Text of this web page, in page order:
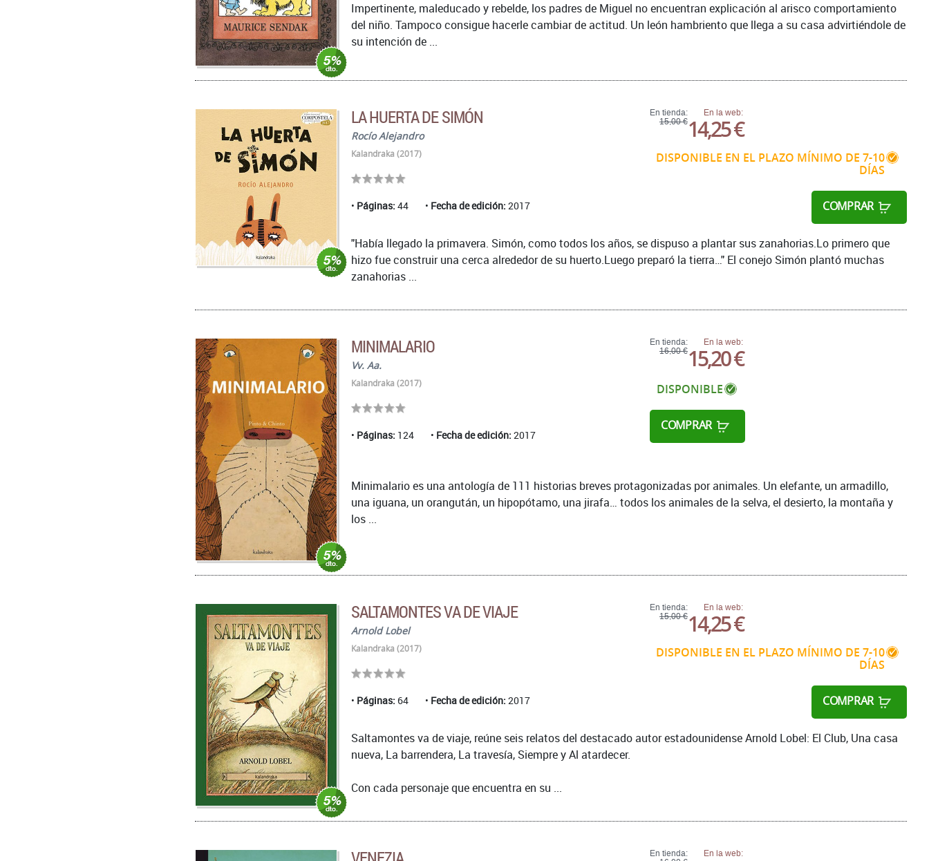
Impertinente, maleducado y rebelde, los padres de Miguel no encuentran explicación al arisco comportamiento
del niño. Tampoco consigue hacerle cambiar de actitud. Un león hambriento que llega a su casa advirtiéndole de
su intención de ...
LA HUERTA DE SIMÓN
Rocío Alejandro
Kalandraka (2017)
Páginas: 44 Fecha de edición: 2017
En tienda:
15,00 €
En la web:
14,25 €
DISPONIBLE EN EL PLAZO MÍNIMO DE 7-10
DÍAS
COMPRAR
"Había llegado la primavera. Simón, como todos los años, se dispuso a plantar sus zanahorias.Lo primero que
hizo fue construir una cerca alrededor de su huerto.Luego preparó la tierra…" El conejo Simón plantó muchas
zanahorias ...
MINIMALARIO
Vv. Aa.
Kalandraka (2017)
Páginas: 124 Fecha de edición: 2017
En tienda:
16,00 €
En la web:
15,20 €
DISPONIBLE
COMPRAR
Minimalario es una antología de 111 historias breves protagonizadas por animales. Un elefante, un armadillo,
una iguana, un orangután, un hipopótamo, una jirafa… todos los animales de la selva, el desierto, la montaña y
los ...
SALTAMONTES VA DE VIAJE
Arnold Lobel
Kalandraka (2017)
Páginas: 64 Fecha de edición: 2017
En tienda:
15,00 €
En la web:
14,25 €
DISPONIBLE EN EL PLAZO MÍNIMO DE 7-10
DÍAS
COMPRAR
Saltamontes va de viaje, reúne seis relatos del destacado autor estadounidense Arnold Lobel: El Club, Una casa
nueva, La barrendera, La travesía, Siempre y Al atardecer.
Con cada personaje que encuentra en su ...
En tienda:
En la web: